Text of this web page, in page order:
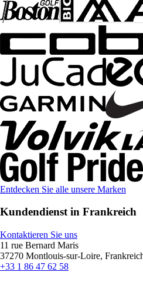
Entdecken Sie alle unsere Marken
Kundendienst in Frankreich
Kontaktieren Sie uns
11 rue Bernard Maris
37270 Montlouis-sur-Loire,
+33 1 86 47 62 58